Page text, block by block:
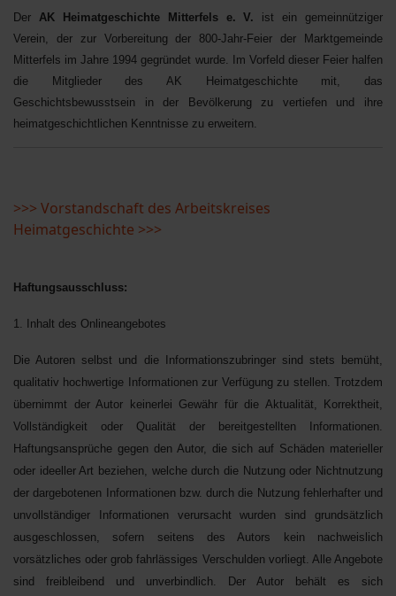
Der AK Heimatgeschichte Mitterfels e. V. ist ein gemeinnütziger
Verein, der zur Vorbereitung der 800-Jahr-Feier der Marktgemeinde
Mitterfels im Jahre 1994 gegründet wurde. Im Vorfeld dieser Feier halfen
die Mitglieder des AK Heimatgeschichte mit, das
Geschichtsbewusstsein in der Bevölkerung zu vertiefen und ihre
heimatgeschichtlichen Kenntnisse zu erweitern.
>>> Vorstandschaft des Arbeitskreises
Heimatgeschichte >>>
Haftungsausschluss:
1. Inhalt des Onlineangebotes
Die Autoren selbst und die Informationszubringer sind stets bemüht,
qualitativ hochwertige Informationen zur Verfügung zu stellen. Trotzdem
übernimmt der Autor keinerlei Gewähr für die Aktualität, Korrektheit,
Vollständigkeit oder Qualität der bereitgestellten Informationen.
Haftungsansprüche gegen den Autor, die sich auf Schäden materieller
oder ideeller Art beziehen, welche durch die Nutzung oder Nichtnutzung
der dargebotenen Informationen bzw. durch die Nutzung fehlerhafter und
unvollständiger Informationen verursacht wurden sind grundsätzlich
ausgeschlossen, sofern seitens des Autors kein nachweislich
vorsätzliches oder grob fahrlässiges Verschulden vorliegt. Alle Angebote
sind freibleibend und unverbindlich. Der Autor behält es sich